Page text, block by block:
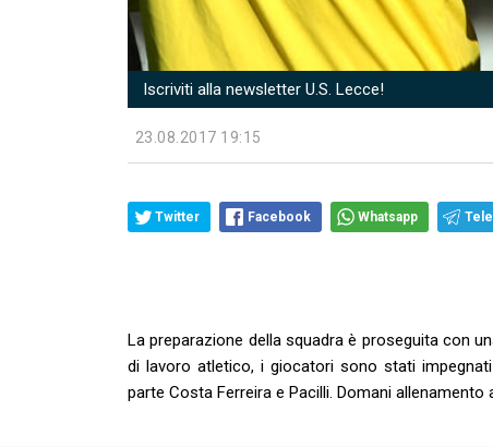
Iscriviti alla newsletter U.S. Lecce!
23.08.2017 19:15
Twitter Facebook Whatsapp
La preparazione della squadra è proseguita con
di lavoro atletico, i giocatori sono stati
parte Costa Ferreira e Pacilli. Domani